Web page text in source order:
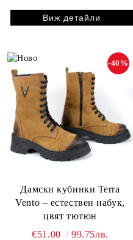
Виж детайли
Дамски кубинки Terra
Vento – естествен набук,
цвят тютюн
-40%
€51.00 99.75лв.